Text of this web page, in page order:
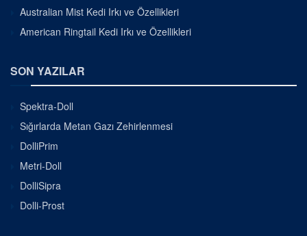
Australian Mist Kedi Irkı ve Özellikleri
American Ringtail Kedi Irkı ve Özellikleri
SON YAZILAR
Spektra-Doll
Sığırlarda Metan Gazı Zehirlenmesi
DolliPrim
Metri-Doll
DolliSipra
Dolli-Prost